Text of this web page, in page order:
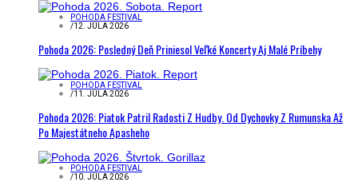
POHODA FESTIVAL
/12. JÚLA 2026
Pohoda 2026: Posledný Deň Priniesol Veľké Koncerty Aj Malé Príbehy
POHODA FESTIVAL
/11. JÚLA 2026
Pohoda 2026: Piatok Patril Radosti Z Hudby. Od Dychovky Z Rumunska Až
Po Majestátneho Apasheho
POHODA FESTIVAL
/10. JÚLA 2026